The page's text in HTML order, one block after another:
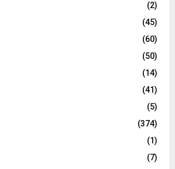
(2)
(45)
(60)
(50)
(14)
(41)
(5)
(374)
(1)
(7)